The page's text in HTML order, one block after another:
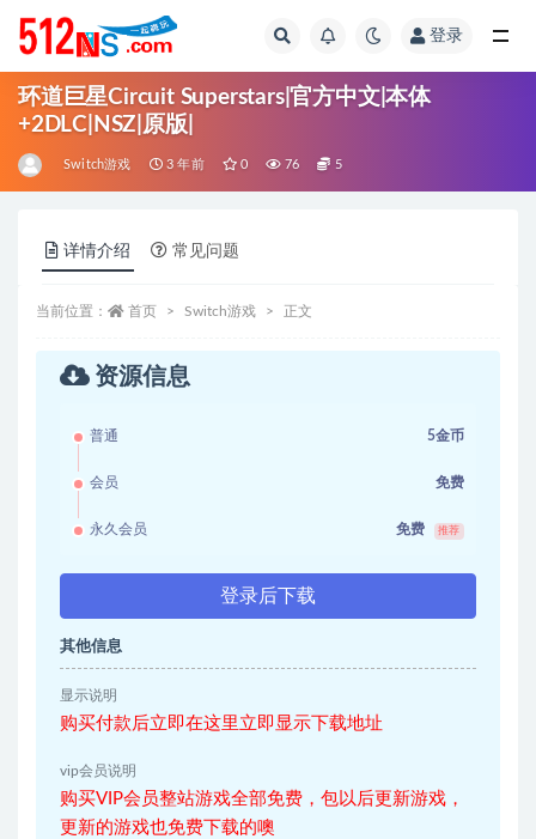
登录
环道巨星Circuit Superstars|官方中文|本体
+2DLC|NSZ|原版|
Switch游戏 3 年前 0 76 5
详情介绍 常见问题
当前位置： 首页 Switch游戏 正文
资源信息
普通 5金币
会员 免费
永久会员 免费 推荐
登录后下载
其他信息
显示说明
购买付款后立即在这里立即显示下载地址
vip会员说明
购买VIP会员整站游戏全部免费，包以后更新游戏，
更新的游戏也免费下载的噢